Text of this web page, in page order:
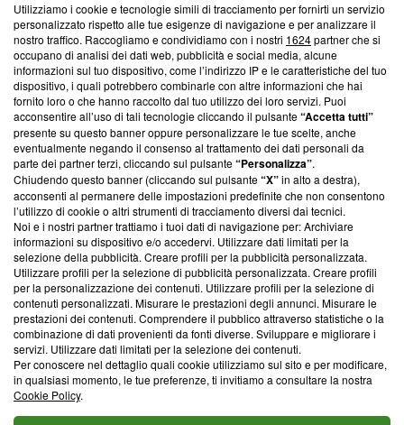
Questa sezione offre informazioni trasparenti su Blasting
News, sui nostri processi editoriali e su come ci impegniamo a
creare news di qualità. Inoltre, afferma la nostra aderenza a
‘Trust Project - News with Integrity’Blasting News non è
ancora membro del programma, ma ha richiesto di farne
parte; Trust Project non ha ancora effettuato una verifica di
conformità agli standard.
Su di noi
Team editoriale
Corporate
Redazione
Informativa Privacy
Cookie Policy
Blasting SA, IDI CHE-247.845.224, Via Carlo Frasca, 3 - 6900
Lugano (Svizzera) Tel:+39 0690258937
© 2026 Blasting News
Utilizziamo i cookie e tecnologie simili di tracciamento per fornirti un servizio
personalizzato rispetto alle tue esigenze di navigazione e per analizzare il
nostro traffico. Raccogliamo e condividiamo con i nostri 1624partner che si
occupano di analisi dei dati web, pubblicità e social media, alcune
informazioni sul tuo dispositivo, come l’indirizzo IP e le caratteristiche del tuo
dispositivo, i quali potrebbero combinarle con altre informazioni che hai
fornito loro o che hanno raccolto dal tuo utilizzo dei loro servizi. Puoi
acconsentire all’uso di tali tecnologie cliccando il pulsante“Accetta tutti”
presente su questo banner oppure personalizzare le tue scelte, anche
eventualmente negando il consenso al trattamento dei dati personali da
parte dei partner terzi, cliccando sul pulsante“Personalizza”.
Chiudendo questo banner (cliccando sul pulsante“X”in alto a destra),
acconsenti al permanere delle impostazioni predefinite che non consentono
l’utilizzo di cookie o altri strumenti di tracciamento diversi dai tecnici.
Noi e i nostri partner trattiamo i tuoi dati di navigazione per: Archiviare
informazioni su dispositivo e/o accedervi. Utilizzare dati limitati per la
selezione della pubblicità. Creare profili per la pubblicità personalizzata.
Utilizzare profili per la selezione di pubblicità personalizzata. Creare profili
per la personalizzazione dei contenuti. Utilizzare profili per la selezione di
contenuti personalizzati. Misurare le prestazioni degli annunci. Misurare le
prestazioni dei contenuti. Comprendere il pubblico attraverso statistiche o la
combinazione di dati provenienti da fonti diverse. Sviluppare e migliorare i
servizi. Utilizzare dati limitati per la selezione dei contenuti.
Per conoscere nel dettaglio quali cookie utilizziamo sul sito e per modificare,
in qualsiasi momento, le tue preferenze, ti invitiamo a consultare la nostra
Cookie Policy.